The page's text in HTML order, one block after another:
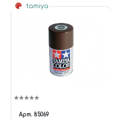
tamiya
Арт. 85069